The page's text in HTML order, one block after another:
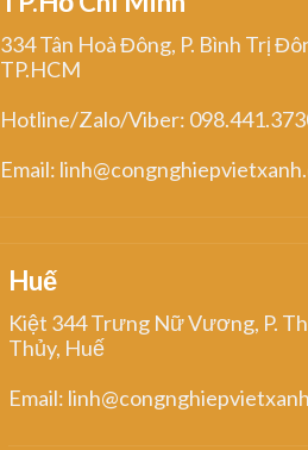
334 Tân Hoà Đông, P. Bình Trị
TP.HCM
Hotline/Zalo/Viber:
Email:
Huế
Kiệt 344 Trưng Nữ Vương, P.
Thủy, Huế
Email: